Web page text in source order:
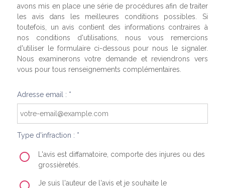
avons mis en place une série de procédures afin de traiter
les avis dans les meilleures conditions possibles. Si
toutefois, un avis contient des informations contraires à
nos conditions d'utilisations, nous vous remercions
d'utiliser le formulaire ci-dessous pour nous le signaler.
Nous examinerons votre demande et reviendrons vers
vous pour tous renseignements complémentaires.
Adresse email : *
Type d'infraction : *
L'avis est diffamatoire, comporte des injures ou des
grossièretés.
Je suis l'auteur de l'avis et je souhaite le